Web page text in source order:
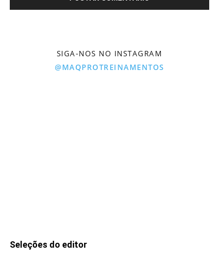
SIGA-NOS NO INSTAGRAM
@MAQPROTREINAMENTOS
Seleções do editor